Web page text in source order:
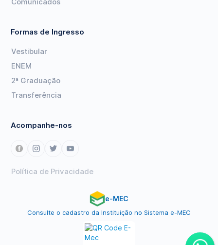
Formas de Ingresso
Vestibular
ENEM
2ª Graduação
Transferência
Acompanhe-nos
Política de Privacidade
e-MEC
Consulte o cadastro da Instituição no Sistema e-MEC